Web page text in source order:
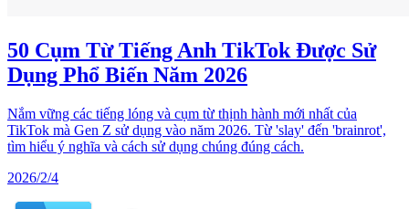
50 Cụm Từ Tiếng Anh TikTok Được Sử
Dụng Phổ Biến Năm 2026
Nắm vững các tiếng lóng và cụm từ thịnh hành mới nhất của
TikTok mà Gen Z sử dụng vào năm 2026. Từ 'slay' đến 'brainrot',
tìm hiểu ý nghĩa và cách sử dụng chúng đúng cách.
2026/2/4